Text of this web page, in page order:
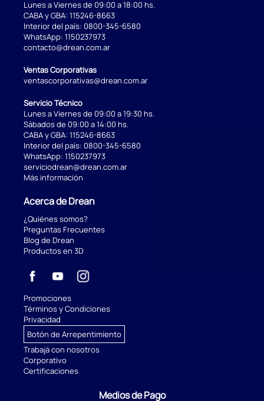
Lunes a Viernes de 09:00 a 18:00 hs.
CABA y GBA: 115246-8663
Interior del país: 0800-345-6580
WhatsApp: 1150237973
contacto@drean.com.ar
Ventas Corporativas
ventascorporativas@drean.com.ar
Servicio Técnico
Lunes a Viernes de 09:00 a 19:30 hs.
Sábados de 09:00 a 14:00 hs.
CABA y GBA: 115246-8663
Interior del país: 0800-345-6580
WhatsApp: 1150237973
serviciodrean@drean.com.ar
Más información
Acerca de Drean
¿Quiénes somos?
Preguntas Frecuentes
Blog de Drean
Productos en 3D
Promociones
Términos y Condiciones
Privacidad
Botón de Arrepentimiento
Trabajá con nosotros
Corporativo
Certificaciones
Medios de Pago